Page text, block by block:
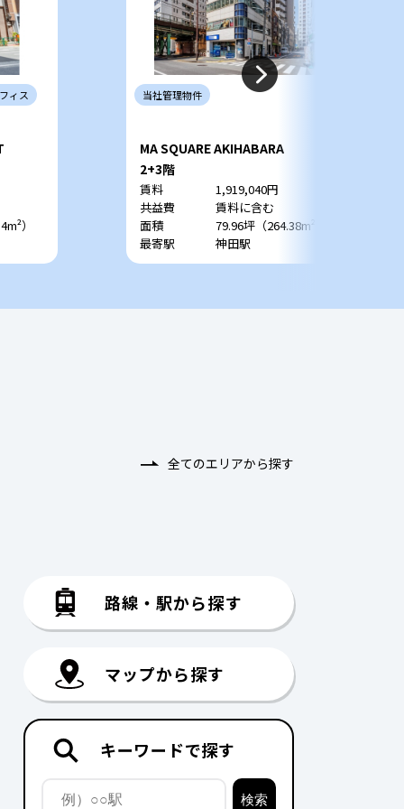
ィス
）
当社管理物件
MA SQUARE AKIHABARA
2+3階
賃料
1,919,040円
共益費
賃料に含む
面積
79.96坪（264.38m²）
最寄駅
神田駅
全てのエリアから探す
路線・駅から探す
マップから探す
キーワードで探す